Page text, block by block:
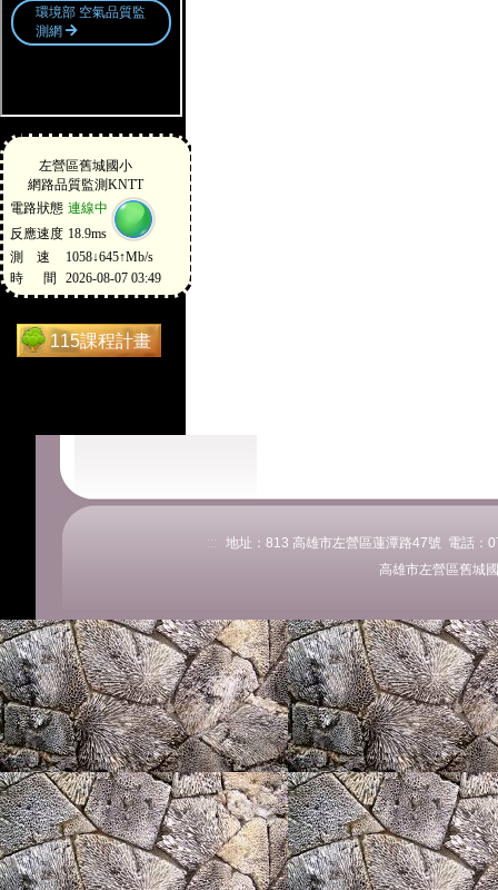
115課程計畫
:::
地址：813 高雄市左營區蓮潭路47號 電話
高雄市左營區舊城